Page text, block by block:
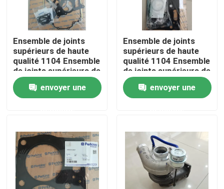
Visite d'usine
Contrôle de qualité
Contactez-nous
Demandez une citation
Excavatrice Spare Part
Ensemble de joints
supérieurs de haute
qualité 1104 Ensemble
de joints supérieurs de
haute qualité
U5LB0381envoyer une
Ensemble de joints
supérieurs de haute
qualité 1104 Ensemble
de joints supérieurs de
haute qualité
U5LT0357envoyer une